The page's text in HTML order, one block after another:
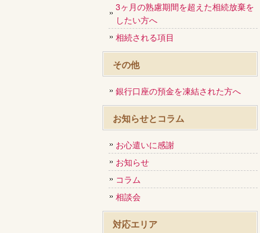
3ヶ月の熟慮期間を超えた相続放棄を
したい方へ
相続される項目
その他
銀行口座の預金を凍結された方へ
お知らせとコラム
お心遣いに感謝
お知らせ
コラム
相談会
対応エリア